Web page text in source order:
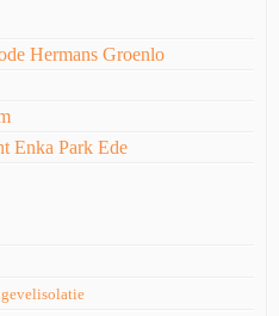
Hermans Groenlo
Enka Park Ede